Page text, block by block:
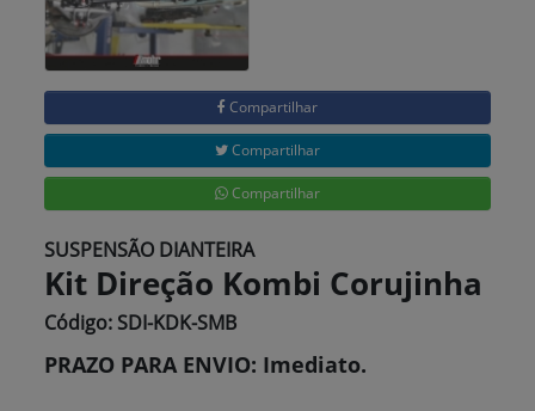
Compartilhar
Compartilhar
Compartilhar
SUSPENSÃO DIANTEIRA
Kit Direção Kombi Corujinha
Código: SDI-KDK-SMB
PRAZO PARA ENVIO: Imediato.